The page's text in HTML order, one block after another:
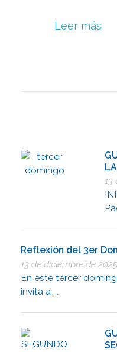
Leer más
13
Reflexión del 3er
13 de diciembre de 2025
En este tercer
invita a ...